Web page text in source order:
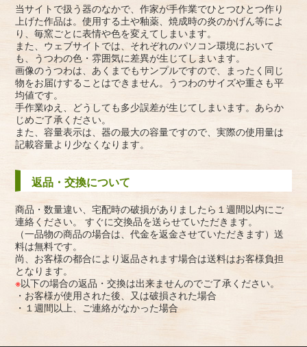
当サイトで扱う器のなかで、作家が手作業でひとつひとつ作り
上げた作品は。使用する土や釉薬、焼成時の炎のかげん等によ
り、毎窯ごとに表情や色を変えてしまいます。
また、ウェブサイトでは、それぞれのパソコン環境において
も、うつわの色・雰囲気に差異が生じてしまいます。
画像のうつわは、あくまでもサンプルですので、まったく同じ
物をお届けすることはできません。うつわのサイズや重さも平
均値です。
手作業ゆえ、どうしても多少誤差が生じてしまいます。あらか
じめご了承ください。
また、容量表示は、器の最大の容量ですので、実際の使用量は
記載容量より少なくなります。
返品・交換について
商品・数量違い、宅配時の破損がありましたら１週間以内にご
連絡ください。 すぐに交換品を送らせていただきます。
（一品物の商品の場合は、代金を返金させていただきます）送
料は無料です。
尚、お客様の都合により返品されます場合は送料はお客様負担
となります。
※以下の場合の返品・交換は出来ませんのでご了承ください。
・お客様が使用された後、又は破損された場合
・１週間以上、ご連絡がなかった場合